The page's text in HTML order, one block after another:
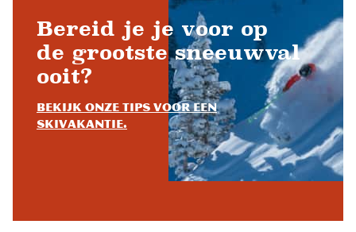
Bereid je je voor op
de grootste sneeuwval
ooit?
Bekijk onze tips voor een
skivakantie.